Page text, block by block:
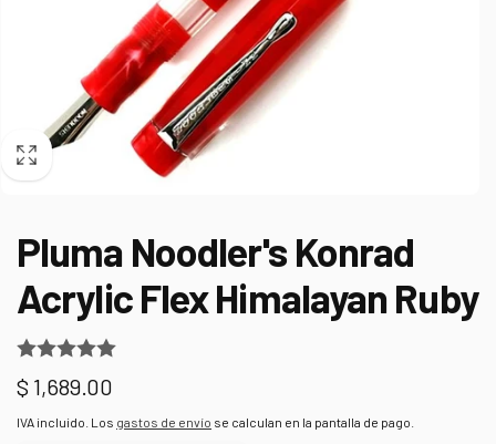
Pluma Noodler's Konrad
Acrylic Flex Himalayan Ruby
Precio
habitual
$ 1,689.00
IVA incluido. Los gastos de envío se calculan en la pantalla de pago.